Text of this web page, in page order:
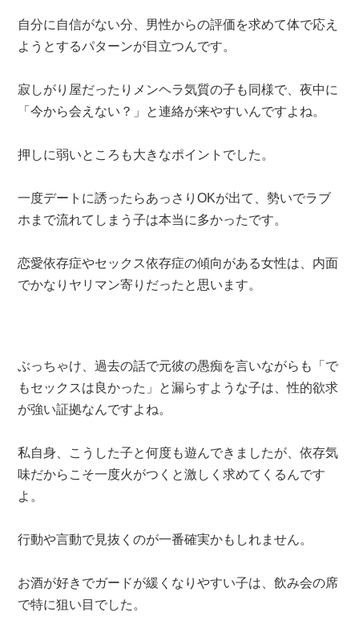
自分に自信がない分、男性からの評価を求めて体で応え
ようとするパターンが目立つんです。
寂しがり屋だったりメンヘラ気質の子も同様で、夜中に
「今から会えない？」と連絡が来やすいんですよね。
押しに弱いところも大きなポイントでした。
一度デートに誘ったらあっさりOKが出て、勢いでラブ
ホまで流れてしまう子は本当に多かったです。
恋愛依存症やセックス依存症の傾向がある女性は、内面
でかなりヤリマン寄りだったと思います。
ぶっちゃけ、過去の話で元彼の愚痴を言いながらも「で
もセックスは良かった」と漏らすような子は、性的欲求
が強い証拠なんですよね。
私自身、こうした子と何度も遊んできましたが、依存気
味だからこそ一度火がつくと激しく求めてくるんです
よ。
行動や言動で見抜くのが一番確実かもしれません。
お酒が好きでガードが緩くなりやすい子は、飲み会の席
で特に狙い目でした。